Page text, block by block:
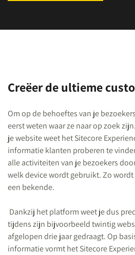
Creëer de ultieme
Om op de behoeftes van je
eerst weten waar ze naar op zoek
je website weet het Sitecore
informatie klanten proberente
alle activiteiten van je bezoekers
welk device wordt gebruikt. Zo
een bekende.
Dankzij het platform weet je dus
tijdens zijn bijvoorbeeld twintig
afgelopen drie jaar gedraagt. Op
informatie vormt het Sitecore